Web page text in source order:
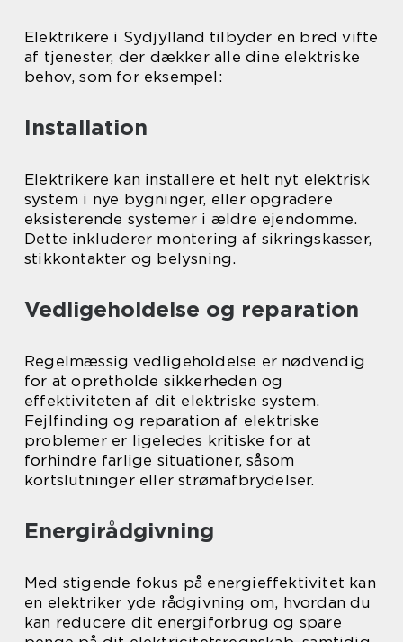
Elektrikere i Sydjylland tilbyder en bred vifte
af tjenester, der dækker alle dine elektriske
behov, som for eksempel:
Installation
Elektrikere kan installere et helt nyt elektrisk
system i nye bygninger, eller opgradere
eksisterende systemer i ældre ejendomme.
Dette inkluderer montering af sikringskasser,
stikkontakter og belysning.
Vedligeholdelse og reparation
Regelmæssig vedligeholdelse er nødvendig
for at opretholde sikkerheden og
effektiviteten af dit elektriske system.
Fejlfinding og reparation af elektriske
problemer er ligeledes kritiske for at
forhindre farlige situationer, såsom
kortslutninger eller strømafbrydelser.
Energirådgivning
Med stigende fokus på energieffektivitet kan
en elektriker yde rådgivning om, hvordan du
kan reducere dit energiforbrug og spare